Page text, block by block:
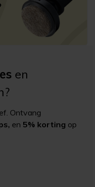
en
Ontvang
en 5% korting op